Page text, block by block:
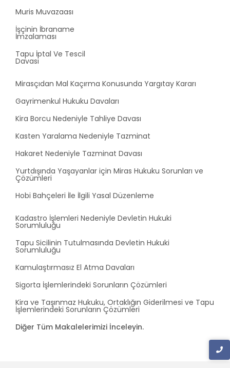
Muris Muvazaası
İşçinin İbraname
İmzalaması
Tapu İptal Ve Tescil
Davası
Mirasçıdan Mal Kaçırma Konusunda Yargıtay Kararı
Gayrimenkul Hukuku Davaları
Kira Borcu Nedeniyle Tahliye Davası
Kasten Yaralama Nedeniyle Tazminat
Hakaret Nedeniyle Tazminat Davası
Yurtdışında Yaşayanlar için Miras Hukuku Sorunları ve
Çözümleri
Hobi Bahçeleri İle İlgili Yasal Düzenleme
Kadastro İşlemleri Nedeniyle Devletin Hukuki
Sorumluluğu
Tapu Sicilinin Tutulmasında Devletin Hukuki
Sorumluluğu
Kamulaştırmasız El Atma Davaları
Sigorta İşlemlerindeki Sorunların Çözümleri
Kira ve Taşınmaz Hukuku, Ortaklığın Giderilmesi ve Tapu
İşlemlerindeki Sorunların Çözümleri
Diğer Tüm Makalelerimizi İnceleyin.